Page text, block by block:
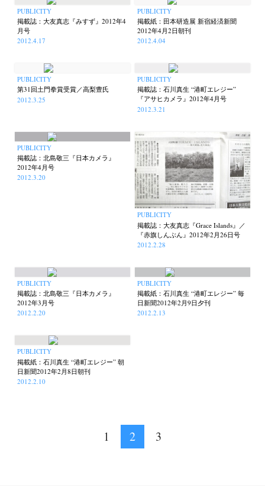
PUBLICITY
掲載誌：大友真志『みすず』2012年4
月号
2012.4.17
PUBLICITY
掲載紙：田本研造展 新宿経済新聞
2012年4月2日朝刊
2012.4.04
PUBLICITY
第31回土門拳賞受賞／高梨豊氏
2012.3.25
PUBLICITY
掲載誌：石川真生 “港町エレジー”
『アサヒカメラ』2012年4月号
2012.3.21
PUBLICITY
掲載誌：北島敬三『日本カメラ』
2012年4月号
2012.3.20
PUBLICITY
掲載誌：大友真志『Grace Islands』／
『赤旗しんぶん』2012年2月26日号
2012.2.28
PUBLICITY
掲載誌：北島敬三『日本カメラ』
2012年3月号
2012.2.20
PUBLICITY
掲載紙：石川真生 “港町エレジー” 毎
日新聞2012年2月9日夕刊
2012.2.13
PUBLICITY
掲載紙：石川真生 “港町エレジー” 朝
日新聞2012年2月8日朝刊
2012.2.10
1 2 3